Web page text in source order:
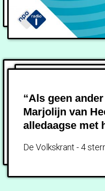
“Als geen
Marjolijn van
alledaagse met
De Volkskrant - 4